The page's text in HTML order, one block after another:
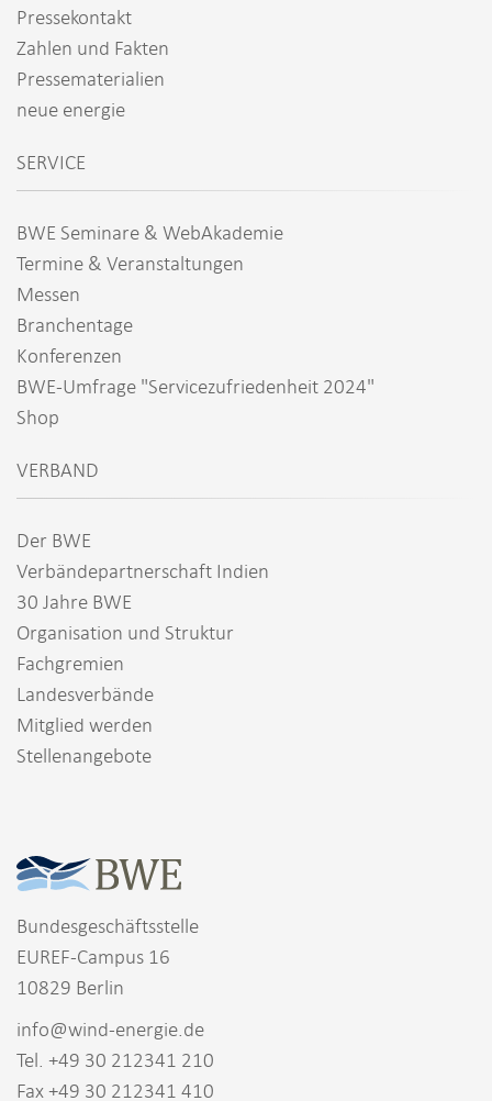
Pressekontakt
Zahlen und Fakten
Pressematerialien
neue energie
SERVICE
BWE Seminare & WebAkademie
Termine & Veranstaltungen
Messen
Branchentage
Konferenzen
BWE-Umfrage "Servicezufriedenheit 2024"
Shop
VERBAND
Der BWE
Verbändepartnerschaft Indien
30 Jahre BWE
Organisation und Struktur
Fachgremien
Landesverbände
Mitglied werden
Stellenangebote
Bundesgeschäftsstelle
EUREF-Campus 16
10829 Berlin
info@wind-energie.de
Tel. +49 30 212341 210
Fax +49 30 212341 410